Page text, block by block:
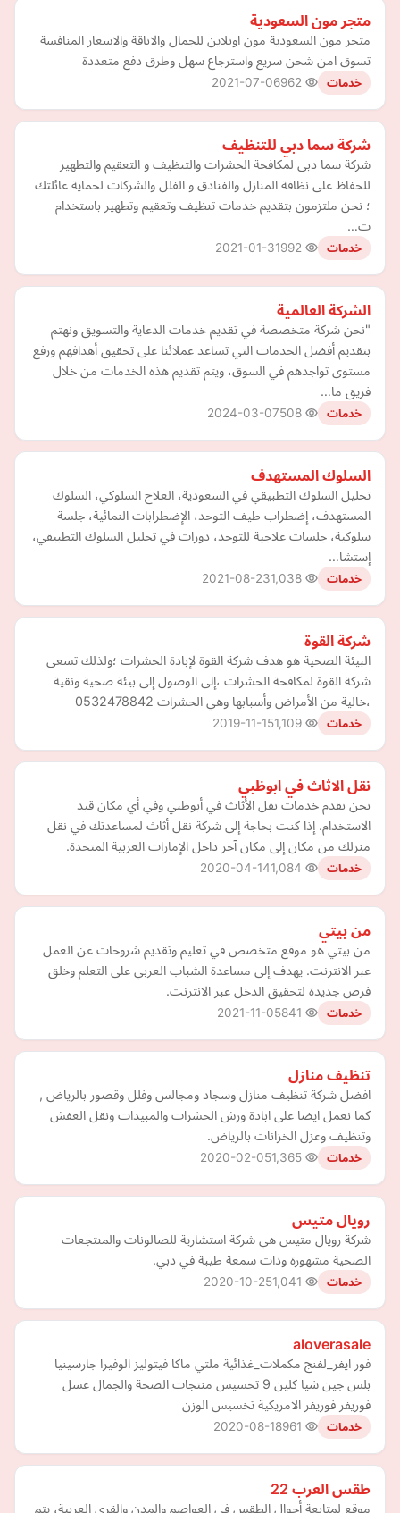
متجر مون السعودية
متجر مون السعودية مون اونلاين للجمال والاناقة والاسعار المنافسة
تسوق امن شحن سريع واسترجاع سهل وطرق دفع متعددة
خدمات 2021-07-06
شركة سما دبي للتنظيف
شركة سما دبى لمكافحة الحشرات والتنظيف و التعقيم والتطهير
للحفاظ على نظافة المنازل والفنادق و الفلل والشركات لحماية عائلتك
؛ نحن ملتزمون بتقديم خدمات تنظيف وتعقيم وتطهير باستخدام
ت…
خدمات 2021-01-31
الشركة العالمية
"نحن شركة متخصصة في تقديم خدمات الدعاية والتسويق ونهتم
بتقديم أفضل الخدمات التي تساعد عملائنا على تحقيق أهدافهم ورفع
مستوى تواجدهم في السوق، ويتم تقديم هذه الخدمات من خلال
فريق ما…
خدمات 2024-03-07
السلوك المستهدف
تحليل السلوك التطبيقي في السعودية، العلاج السلوكي، السلوك
المستهدف، إضطراب طيف التوحد، الإضطرابات النمائية، جلسة
سلوكية، جلسات علاجية للتوحد، دورات في تحليل السلوك التطبيقي،
إستشا…
خدمات 2021-08-23
شركة القوة
البيئة الصحية هو هدف شركة القوة لإبادة الحشرات ؛ولذلك تسعى
شركة القوة لمكافحة الحشرات ،إلى الوصول إلى بيئة صحية ونقية
،خالية من الأمراض وأسبابها وهي الحشرات 0532478842
خدمات 2019-11-15
نقل الاثاث في ابوظبي
نحن نقدم خدمات نقل الأثاث في أبوظبي وفي أي مكان قيد
الاستخدام. إذا كنت بحاجة إلى شركة نقل أثاث لمساعدتك في نقل
منزلك من مكان إلى مكان آخر داخل الإمارات العربية المتحدة.
خدمات 2020-04-14
من بيتي
من بيتي هو موقع متخصص في تعليم وتقديم شروحات عن العمل
عبر الانترنت. يهدف إلى مساعدة الشباب العربي على التعلم وخلق
فرص جديدة لتحقيق الدخل عبر الانترنت.
خدمات 2021-11-05
تنظيف منازل
افضل شركة تنظيف منازل وسجاد ومجالس وفلل وقصور بالرياض ,
كما نعمل ايضا على ابادة ورش الحشرات والمبيدات ونقل العفش
وتنظيف وعزل الخزانات بالرياض.
خدمات 2020-02-05
رويال متيس
شركة رويال متيس هي شركة استشارية للصالونات والمنتجعات
الصحية مشهورة وذات سمعة طيبة في دبي.
خدمات 2020-10-25
aloverasale
فور ايفر_لفنج مكملات_غذائية ملتي ماكا فيتوليز الوفيرا جارسينيا
بلس جين شيا كلين 9 تخسيس منتجات الصحة والجمال عسل
فوريفر فوريفر الامريكية تخسيس الوزن
خدمات 2020-08-18
طقس العرب 22
موقع لمتابعة أحوال الطقس في العواصم والمدن والقرى العربية، يتم